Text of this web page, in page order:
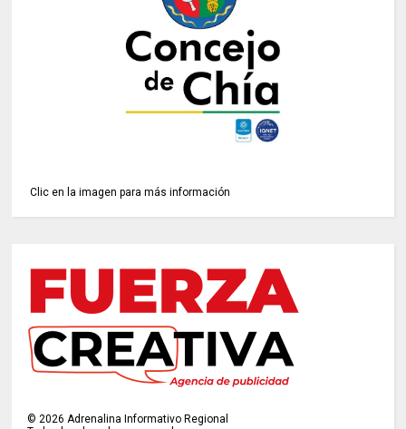
Clic en la imagen para más información
©2026 Adrenalina Informativo Regional